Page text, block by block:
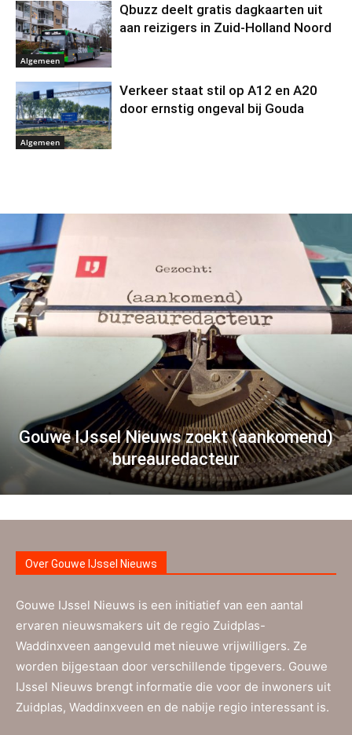
Algemeen
Qbuzz deelt gratis dagkaarten uit
aan reizigers in Zuid-Holland Noord
Algemeen
Verkeer staat stil op A12 en A20
door ernstig ongeval bij Gouda
Gouwe IJssel Nieuws zoekt (aankomend)
bureauredacteur
Over Gouwe IJssel Nieuws
Gouwe IJssel Nieuws is een initiatief van een aantal
ervaren nieuwsmakers uit de regio Zuidplas-
Waddinxveen aangevuld met nieuwe vrijwilligers. Ze
worden bijgestaan door verschillende tipgevers. Gouwe
IJssel Nieuws brengt informatie die voor de inwoners uit
Zuidplas, Waddinxveen en de nabije regio interessant is.